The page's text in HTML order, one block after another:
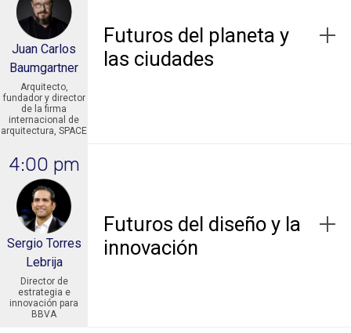
Juan Carlos
Baumgartner
Arquitecto,
fundador y director
de la firma
internacional de
arquitectura, SPACE
Futuros del planeta y
las ciudades
4:00 pm
Sergio Torres
Lebrija
Director de
estrategia e
innovación para
BBVA
Futuros del diseño y la
innovación